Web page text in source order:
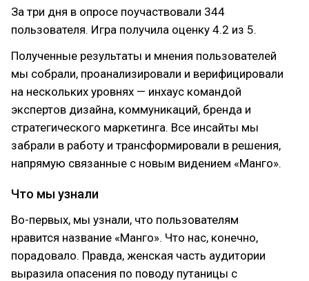
За три дня в опросе поучаствовали 344
пользователя. Игра получила оценку 4.2 из 5.
Полученные результаты и мнения пользователей
мы собрали, проанализировали и верифицировали
на нескольких уровнях — инхаус командой
экспертов дизайна, коммуникаций, бренда и
стратегического маркетинга. Все инсайты мы
забрали в работу и трансформировали в решения,
напрямую связанные с новым видением «Манго».
Что мы узнали
Во-первых, мы узнали, что пользователям
нравится название «Манго». Что нас, конечно,
порадовало. Правда, женская часть аудитории
выразила опасения по поводу путаницы с